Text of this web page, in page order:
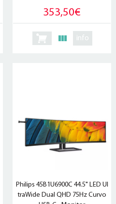
353,50€
info
Philips 45B1U6900C 44.5" LED Ul
traWide Dual QHD 75Hz Curvo